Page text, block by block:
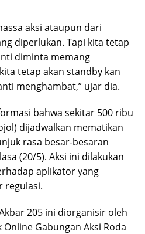
aksi ataupun dari
diperlukan. Tapi kita tetap
diminta memang
tetap akan standby kan
menghambat,” ujar dia.
bahwa sekitar 500 ribu
dijadwalkan mematikan
rasa besar-besaran
(20/5). Aksi ini dilakukan
aplikator yang
regulasi.
205 ini diorganisir oleh
Gabungan Aksi Roda